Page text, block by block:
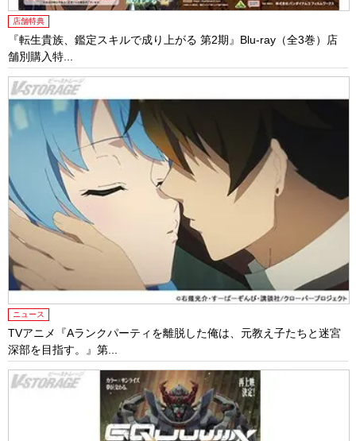
店舗特典
『転生貴族、鑑定スキルで成り上がる 第2期』Blu-ray（全3巻）店
舗別購入特...
ニュース
TVアニメ『Aランクパーティを離脱した俺は、元教え子たちと迷宮
深部を目指す。』第...